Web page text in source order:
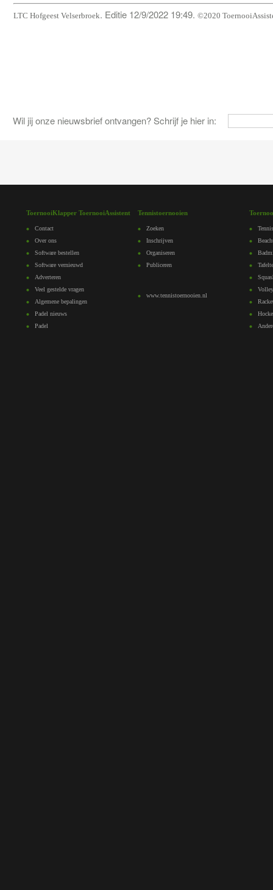
LTC Hofgeest Velserbroek. Editie 12/9/2022 19:49. ©2020
Wil jij onze nieuwsbrief ontvangen? Schrijf je hier in:
ToernooiKlapper ToernooiAssistent
Contact
Over ons
Software bestellen
Software vernieuwd
Adverteren
Veel gestelde vragen
Algemene bepalingen
Padel nieuws
Padel
Tennistoernooien
Zoeken
Inschrijven
Organiseren
Publiceren
www.tennistoernooien.nl